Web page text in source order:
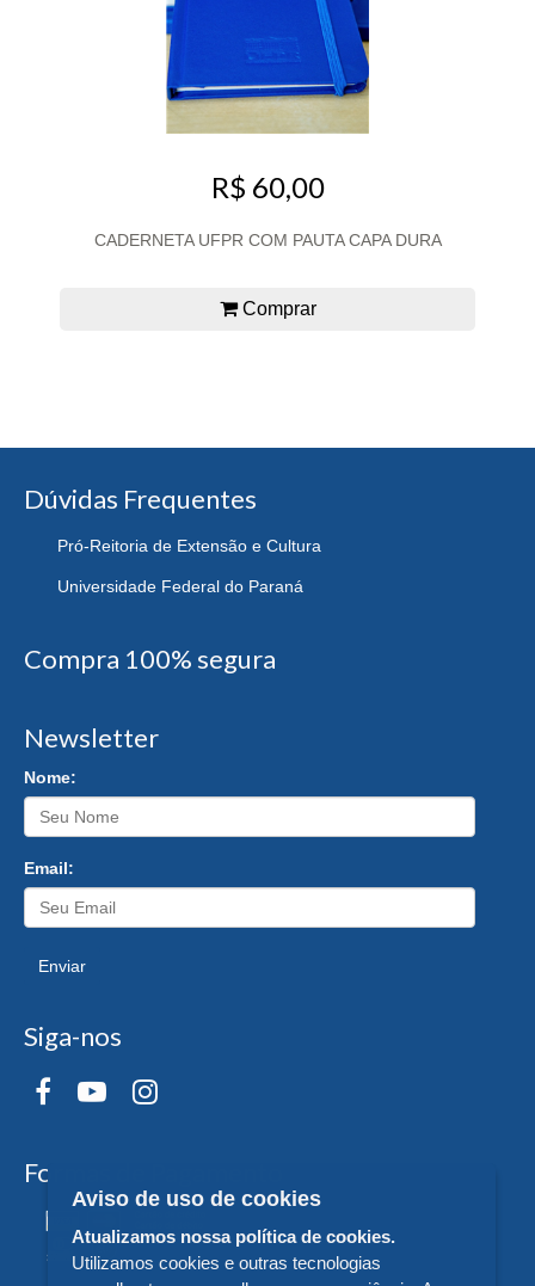
R$ 60,00
CADERNETA UFPR COM PAUTA CAPA DURA
Comprar
Dúvidas Frequentes
Pró-Reitoria de Extensão e Cultura
Universidade Federal do Paraná
Compra 100% segura
Newsletter
Nome:
Email:
Enviar
Siga-nos
Formas de Pagamento
Aviso de uso de cookies
Atualizamos nossa política de cookies.
Utilizamos cookies e outras tecnologias